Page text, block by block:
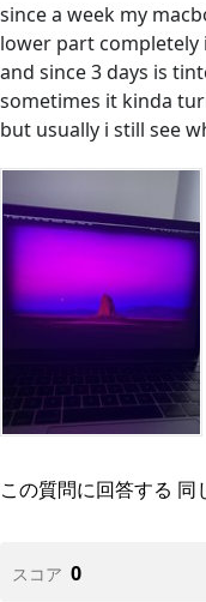
since a week my
lower part completely
and since 3 days is
sometimes it kinda
but usually i still see
この質問に回答する 同
スコア 0